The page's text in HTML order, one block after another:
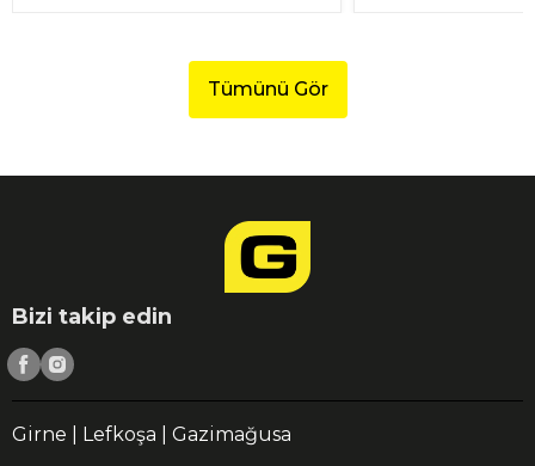
Tümünü Gör
Bizi takip edin
Girne | Lefkoşa | Gazimağusa